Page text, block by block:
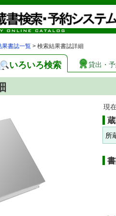
果書誌一覧 > 検索結果書誌詳細
いろいろ検索 貸出・
現
所